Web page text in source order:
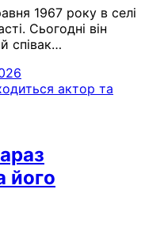
1967 року в селі
Сьогодні він
співак…
його